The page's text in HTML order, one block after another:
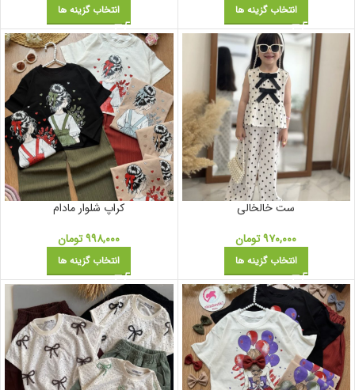
انتخاب گزینه ها انتخاب گزینه ها
ست خالخالی
۹۷۰,۰۰۰تومان
انتخاب گزینه ها
کراپ شلوار مادام
۹۹۸,۰۰۰تومان
انتخاب گزینه ها